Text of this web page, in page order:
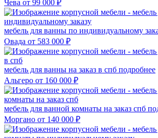
Чева от 99 000 ₽
мебель для ванны по индивидуальному
Овада от 583 000 ₽
мебель для ванны на заказ в спб подробнее
Альгеро от 160 000 ₽
мебель для ванной комнаты на заказ спб
Моргано от 140 000 ₽